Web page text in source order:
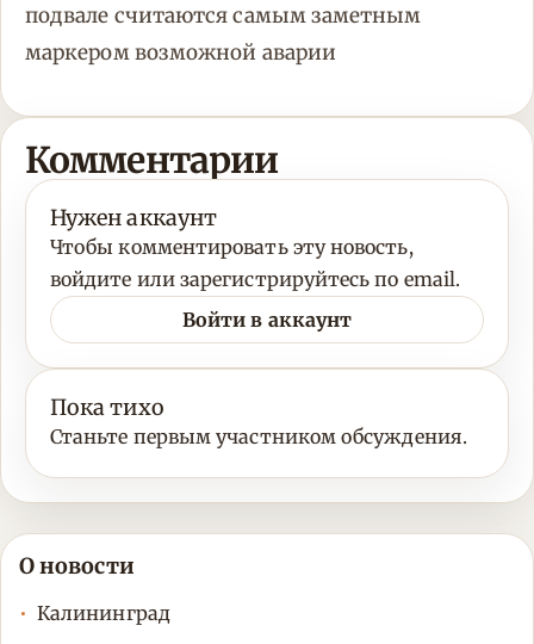
подвале считаются самым заметным
маркером возможной аварии
Комментарии
Нужен аккаунт
Чтобы комментировать эту новость,
войдите или зарегистрируйтесь по email.
Войти в аккаунт
Пока тихо
Станьте первым участником обсуждения.
О новости
Калининград